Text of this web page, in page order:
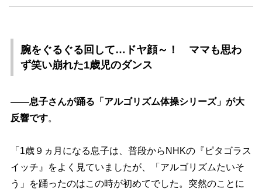
腕をぐるぐる回して…ドヤ顔～！ ママも思わ
ず笑い崩れた1歳児のダンス
――息子さんが踊る「アルゴリズム体操シリーズ」が大
反響です。
「1歳９ヵ月になる息子は、普段からNHKの『ピタゴラス
イッチ』をよく見ていましたが、「アルゴリズムたいそ
う」を踊ったのはこの時が初めてでした。突然のことに